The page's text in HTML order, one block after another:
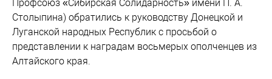
Профсоюз «Сибирская Солидарность» имени П. А.
Столыпина) обратились к руководству Донецкой и
Луганской народных Республик с просьбой о
представлении к наградам восьмерых ополченцев из
Алтайского края.